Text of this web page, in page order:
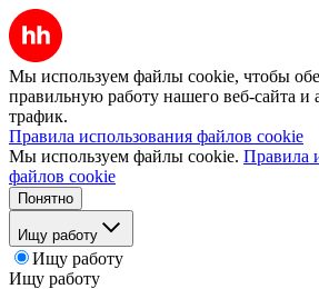
Мы используем файлы cookie, чтобы
правильную работу нашего веб-сайта и
трафик.
Правила использования файлов cookie
Мы используем файлы cookie. Правила
файлов cookie
Понятно
Ищу работу
Ищу работу
Ищу работу